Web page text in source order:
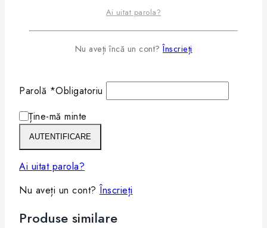
Nume utilizator sau email* Obligatoriu
Parolă *Obligatoriu
Ține-mă minte
AUTENTIFICARE
Ai uitat parola?
Nu aveți un cont? Înscrieți
Produse similare
Ai uitat parola?
Nu aveți încă un cont?Înscrieți